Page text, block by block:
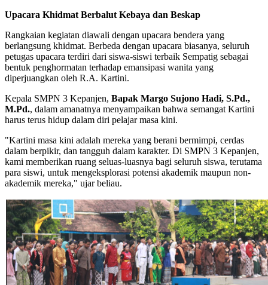
Upacara Khidmat Berbalut Kebaya dan Beskap
Rangkaian kegiatan diawali dengan upacara bendera yang
berlangsung khidmat. Berbeda dengan upacara biasanya, seluruh
petugas upacara terdiri dari siswa-siswi terbaik Sempatig sebagai
bentuk penghormatan terhadap emansipasi wanita yang
diperjuangkan oleh R.A. Kartini.
Kepala SMPN 3 Kepanjen, Bapak Margo Sujono Hadi, S.Pd.,
M.Pd., dalam amanatnya menyampaikan bahwa semangat Kartini
harus terus hidup dalam diri pelajar masa kini.
"Kartini masa kini adalah mereka yang berani bermimpi, cerdas
dalam berpikir, dan tangguh dalam karakter. Di SMPN 3 Kepanjen,
kami memberikan ruang seluas-luasnya bagi seluruh siswa, terutama
para siswi, untuk mengeksplorasi potensi akademik maupun non-
akademik mereka," ujar beliau.